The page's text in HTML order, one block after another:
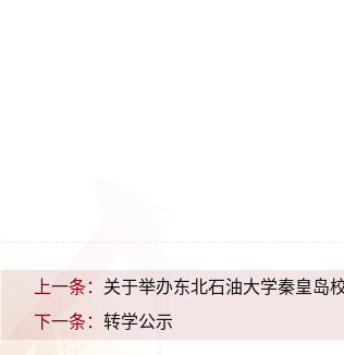
上一条： 关于举办东北石油大学秦皇岛
下一条：转学公示